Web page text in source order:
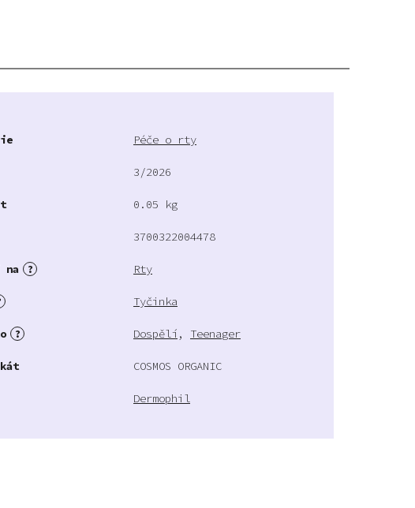
Péče o rty
3/2026
0.05 kg
3700322004478
?
na Rty
Tyčinka
? Dospělí , Teenager
COSMOS ORGANIC
Dermophil